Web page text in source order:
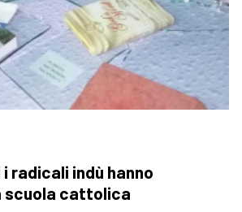
radicali indù hanno
scuola cattolica